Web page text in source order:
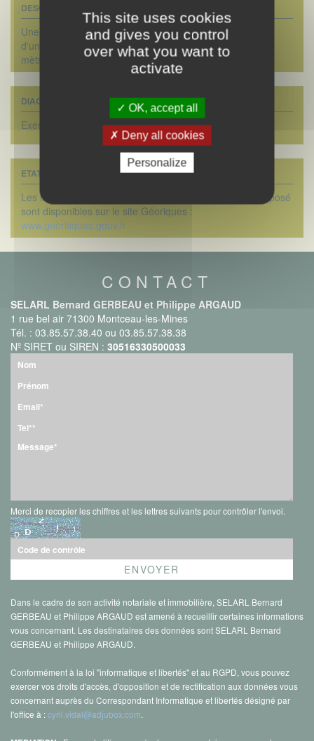
DESCRIPTIF DÉTAILLÉ
Une parcelle de terrain à bâtir sise à proximité du bourg,
d'une contenance de 817 m² avec une façade de 24,07
mètres.
DIAGNOSTICS
Exempté DPE
ETAT DES RISQUES
Les informations sur les risques auxquels ce bien est exposé
sont disponibles sur le site Géoriques :
www.georisques.gouv.fr
CONTACT
SELARL Bernard GERBEAU et Philippe ARGAUD
1 rue bel air 71300 Montceau-les-Mines
Tél. : 03.85.57.38.40 ou 03.85.57.38.38
Nº SIRET ou SIREN : 30516330500033
Merci de recopier les chiffres et les lettres suivants pour contrôler l'envoi.
Dans le cadre de son activité notariale et immobilière, SELARL Bernard
GERBEAU et Philippe ARGAUD est amené à recueillir certaines informations
vous concernant. Les destinataires des données sont SELARL Bernard
GERBEAU et Philippe ARGAUD.
Conformément à la loi "informatique et libertés" et au RGPD, vous pouvez
exercer vos droits d'accès, d'opposition et de rectification aux données vous
concernant auprès du Correspondant Informatique et libertés désigné par
l'office à :cyril.vidal@adjubox.com.
This site uses cookies
and gives you control
over what you want to
activate
OK, accept all
Deny all cookies
Personalize